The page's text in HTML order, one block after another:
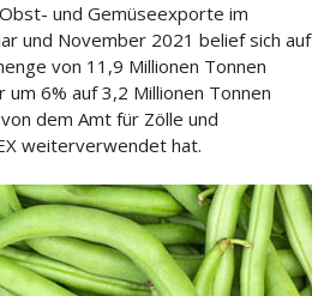
und Gemüseexporte im
und November 2021 belief sich auf
von 11,9 Millionen Tonnen
6% auf 3,2 Millionen Tonnen
dem Amt für Zölle und
weiterverwendet hat.